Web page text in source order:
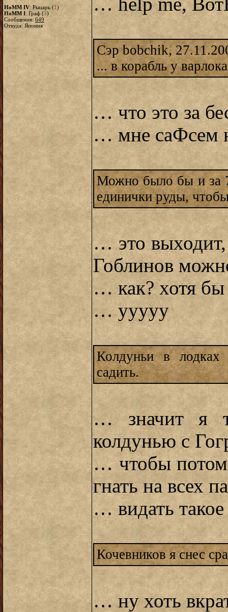
HoMM IV: Рыцарь (1)
HoMM I: Граф (3)
Сообщения: 649
Откуда: Япония
Сэр bobchik,
... в корабль у
… что это за
… мне саФсем
Можно было бы и за
единички руды,
… это
Гоблинов
… как? хотя бы
… ууууу
Колдуньи в
садить.
… значит я
колдунью с
… чтобы
гнать на всех
… видать
Кочевников я снес
… ну хоть